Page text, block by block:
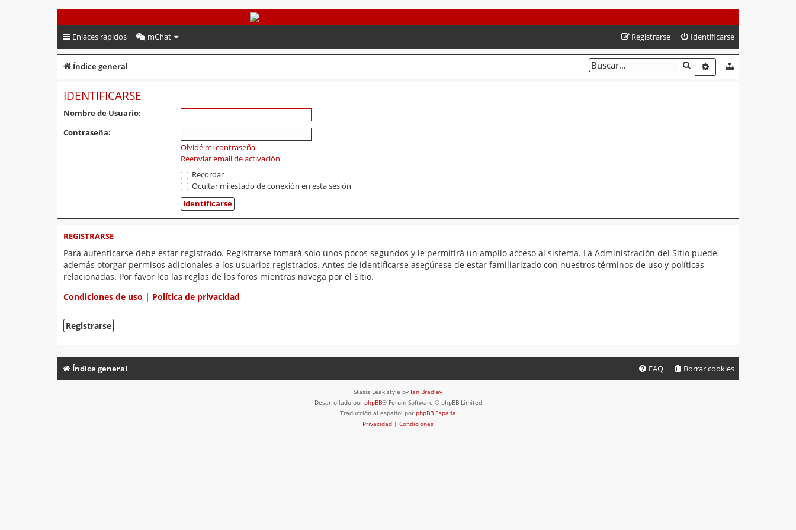
PeruVoley.com
Enlaces rápidos mChat Identificarse
Registrarse
Índice general BUSCARBÚSQUEDA
IDENTIFICARSE
Nombre de Usuario:
Contraseña:
Olvidé mi contraseña
Reenviar email de activación
Recordar
Ocultar mi estado de conexión en esta sesión
REGISTRARSE
Para autenticarse debe estar registrado. Registrarse tomará solo unos pocos segundos y le permitirá un amplio acceso al sistema. La Administración del Sitio puede
además otorgar permisos adicionales a los usuarios registrados. Antes de identificarse asegúrese de estar familiarizado con nuestros términos de uso y políticas
relacionadas. Por favor lea las reglas de los foros mientras navega por el Sitio.
Condiciones de uso | Política de privacidad
Registrarse
Índice general Borrar cookies
FAQ
Stasis Leak style by Ian Bradley
Desarrollado por phpBB® Forum Software © phpBB Limited
Traducción al español por phpBB España
Privacidad | Condiciones